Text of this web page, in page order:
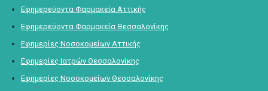
Εφημερεύοντα Φαρμακεία Αττικής
Εφημερεύοντα Φαρμακεία Θεσσαλονίκης
Εφημερίες Νοσοκομείων Αττικής
Εφημερίες Ιατρών Θεσσαλονίκης
Εφημερίες Νοσοκομείων Θεσσαλονίκης